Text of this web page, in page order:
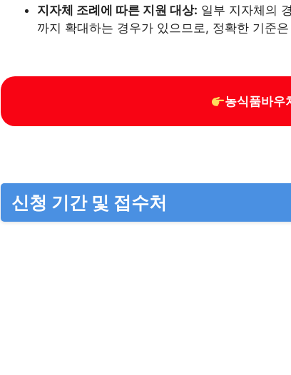
지자체 조례에 따른 지원 대상: 일부 지자체의
까지 확대하는 경우가 있으므로, 정확한 기준
농식품바우
신청 기간 및 접수처